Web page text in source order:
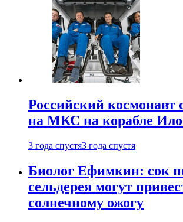
Российский космонавт
на МКС на корабле
3 года спустя3 года спустя
Биолог Ефимкин: сок
сельдерея могут
солнечному ожогу